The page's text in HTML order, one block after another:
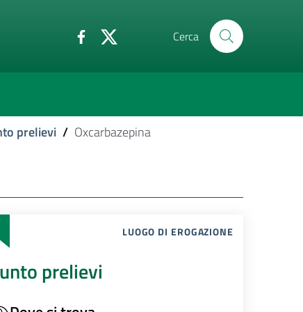
Cerca
prelievi / Oxcarbazepina
LUOGO DI EROGAZIONE
prelievi